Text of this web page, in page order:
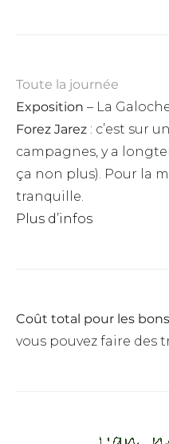
Toute la journée
Exposition – La
Forez Jarez : c’est sur
campagnes, y a
ça non plus). Pour la
tranquille.
Plus d’infos
Coût total pour les
vous pouvez faire des